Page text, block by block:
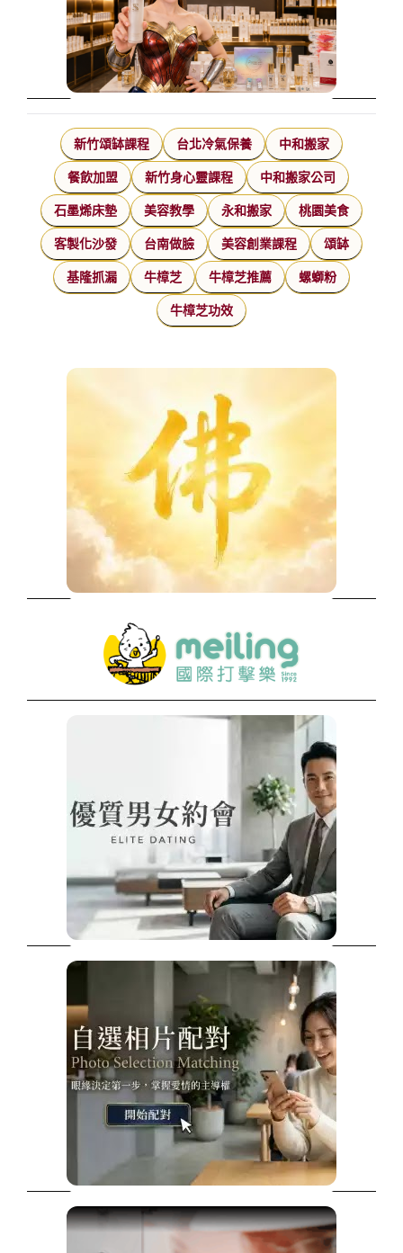
新竹頌缽課程 台北冷氣保養 中和搬家
餐飲加盟 新竹身心靈課程 中和搬家公司
石墨烯床墊 美容教學 永和搬家 桃園美食
客製化沙發 台南做臉 美容創業課程 頌缽
基隆抓漏 牛樟芝 牛樟芝推薦 螺螄粉
牛樟芝功效